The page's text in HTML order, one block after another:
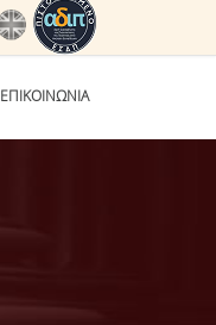
ΕΠΙΚΟΙΝΩΝΙΑ